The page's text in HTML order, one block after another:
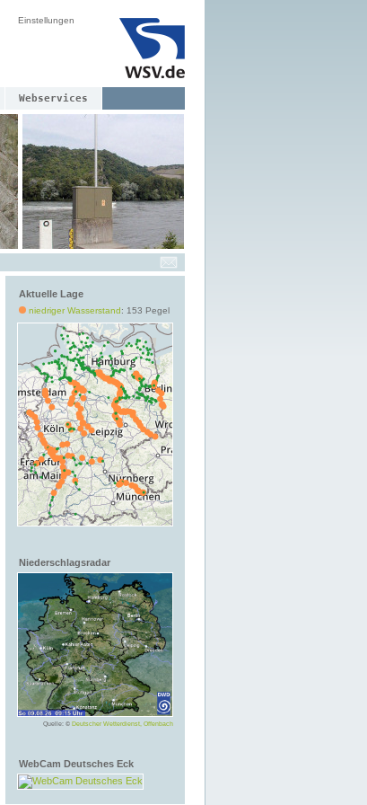
Einstellungen
Webservices
Aktuelle Lage
niedriger Wasserstand: 153 Pegel
Niederschlagsradar
Quelle: © Deutscher Wetterdienst, Offenbach
WebCam Deutsches Eck